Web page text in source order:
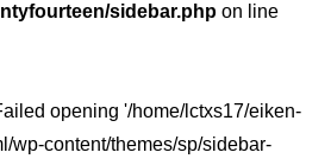
sidebar.php on line
opening '/home/lctxs17/eiken-
wp-content/themes/sp/sidebar-